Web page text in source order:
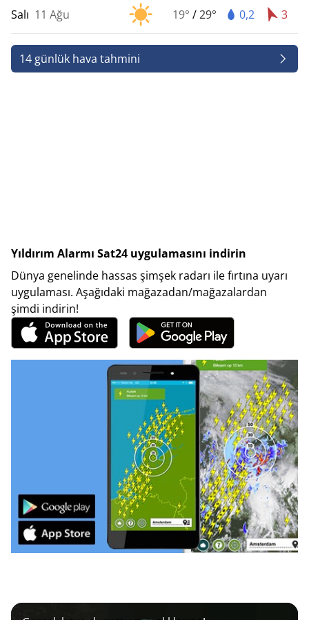
Salı 11 Ağu 19° /29° 0,2 3
14 günlük hava tahmini
Yıldırım Alarmı Sat24 uygulamasını indirin
Dünya genelinde hassas şimşek radarı ile fırtına uyarı
uygulaması. Aşağıdaki mağazadan/mağazalardan
şimdi indirin!